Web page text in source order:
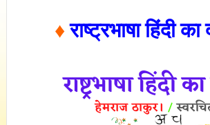
♦राष्ट्रभाषा हिंदी का